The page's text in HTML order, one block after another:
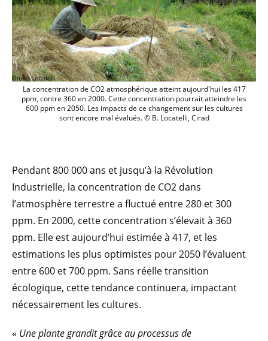
La concentration de CO2
La concentration de CO2 atmosphérique atteint aujourd'hui les 417
ppm, contre 360 en 2000. Cette concentration pourrait atteindre les
600 ppm en 2050. Les impacts de ce changement sur les cultures
sont encore mal évalués. © B. Locatelli, Cirad
Pendant 800 000 ans et jusqu’à la Révolution
Industrielle, la concentration de CO2 dans
l’atmosphère terrestre a fluctué entre 280 et 300
ppm. En 2000, cette concentration s’élevait à 360
ppm. Elle est aujourd’hui estimée à 417, et les
estimations les plus optimistes pour 2050 l’évaluent
entre 600 et 700 ppm. Sans réelle transition
écologique, cette tendance continuera, impactant
nécessairement les cultures.
« Une plante grandit grâce au processus de